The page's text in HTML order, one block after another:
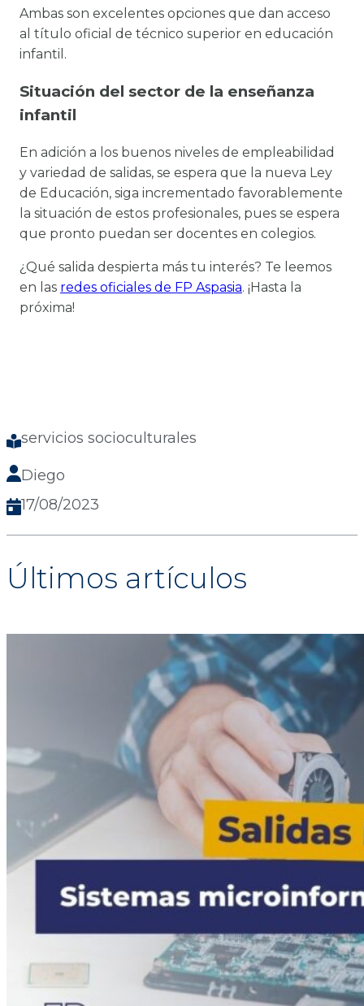
Ambas son excelentes opciones que dan acceso
al título oficial de técnico superior en educación
infantil.
Situación del sector de la enseñanza
infantil
En adición a los buenos niveles de empleabilidad
y variedad de salidas, se espera que la nueva Ley
de Educación, siga incrementado favorablemente
la situación de estos profesionales, pues se espera
que pronto puedan ser docentes en colegios.
¿Qué salida despierta más tu interés? Te leemos
en las redes oficiales de FP Aspasia. ¡Hasta la
próxima!
servicios socioculturales
Diego
17/08/2023
Últimos artículos